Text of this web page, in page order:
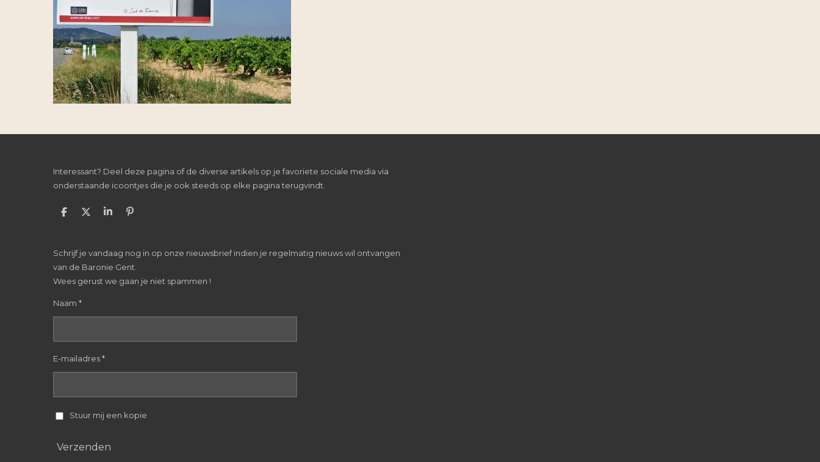
Interessant? Deel deze pagina of de diverse artikels op je favoriete sociale media via
onderstaande icoontjes die je ook steeds op elke pagina terugvindt.
D
n
D
S
e
P
e
n
Schrijf je vandaag nog in op onze nieuwsbrief indien je regelmatig nieuws wil ontvangen
van de Baronie Gent.
Wees gerust we gaan je niet spammen !
Naam *
E-mailadres *
Stuur mij een kopie
Verzenden